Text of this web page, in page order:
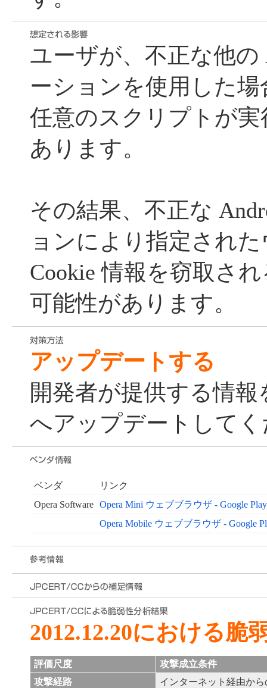
ユーザが、不正な他の
ーションを使用した
任意のスクリプトが
あります。
その結果、不正な
ョンにより指定され
Cookie 情報を窃取さ
可能性があります。
アップデートする
開発者が提供する情
へアップデートして
ベンダ
リンク
Opera Software
Opera Mini ウェブブラウザ - Google
Opera Mobile ウェブブラウザ - Google
2012.12.20における脆
評価尺度
攻撃成立条件
攻撃経路
インターネット経由か